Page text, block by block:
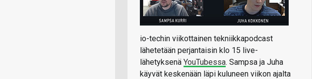
io-techin viikottainen tekniikkapodcast
lähetetään perjantaisin klo 15 live-
lähetyksenä YouTubessa. Sampsa ja Juha
käyvät keskenään läpi kuluneen viikon ajalta